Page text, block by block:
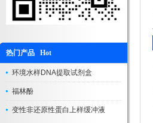
热门产品 Hot
环境水样DNA提取试剂盒
福林酚
变性非还原性蛋白上样缓冲液